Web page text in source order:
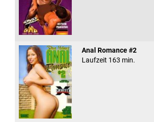
Anal Romance #2
Laufzeit 163 min.